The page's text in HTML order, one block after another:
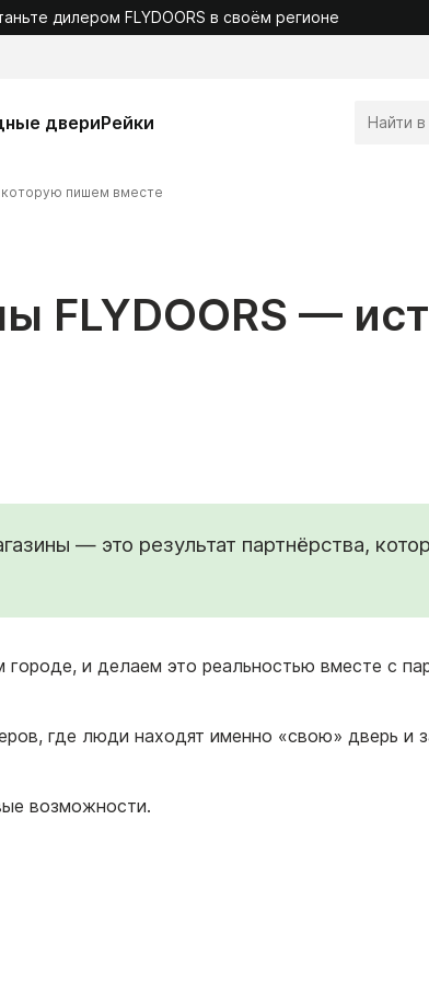
дилером FLYDOORS в своём регионе
двериРейки
пишем вместе
FLYDOORS —
— это результат партнёрства,
и делаем это реальностью вместе с
где люди находят именно «свою» дверь и
возможности.